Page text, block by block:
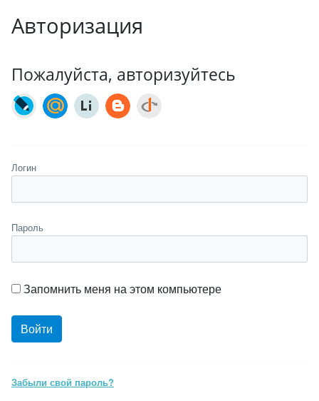
Авторизация
Пожалуйста, авторизуйтесь
Логин
Пароль
Запомнить меня на этом компьютере
Забыли свой пароль?